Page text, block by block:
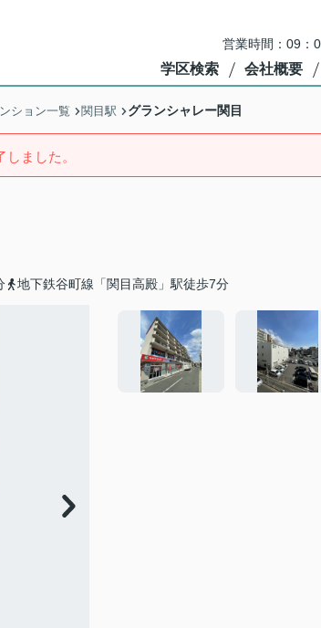
営業時間：09：
学区検索 会社概要
ション一覧 関目駅 グランシャレー関目
ました。
地下鉄谷町線「関目高殿」駅徒歩7分